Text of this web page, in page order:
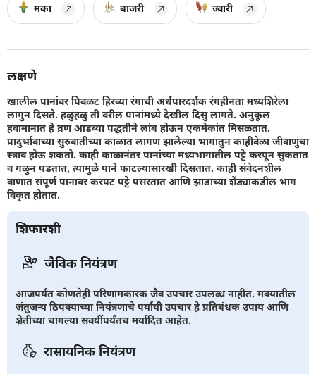
मका बाजरी ज्वारी
लक्षणे
खालील पानांवर पिवळट हिरव्या रंगाची अर्धपारदर्शक रंगहीनता मध्यशिरेला
लागुन दिसते. हळुहळु ती वरील पानांमध्ये देखील दिसु लागते. अनुकूल
हवामानात हे व्रण आडव्या पद्धतीने लांब होऊन एकमेकांत मिसळतात.
प्रादुर्भावाच्या सुरुवातीच्या काळात लागण झालेल्या भागातुन काहीवेळा जीवाणुंचा
स्त्राव होऊ शकतो. काही काळानंतर पानांच्या मध्यभागातील पट्टे करपून सुकतात
व गळुन पडतात, त्यामुळे पाने फाटल्यासारखी दिसतात. काही संवेदनशील
वाणात संपूर्ण पानावर करपट पट्टे पसरतात आणि झाडांच्या शेंड्याकडील भाग
विकृत होतात.
शिफारशी
जैविक नियंत्रण
आजपर्यंत कोणतेही परिणामकारक जैव उपचार उपलब्ध नाहीत. मक्यातील
जंतुजन्य ठिपक्याच्या नियंत्रणाचे पर्यायी उपचार हे प्रतिबंधक उपाय आणि
शेतीच्या चांगल्या सवयींपर्यंतच मर्यादित आहेत.
रासायनिक नियंत्रण